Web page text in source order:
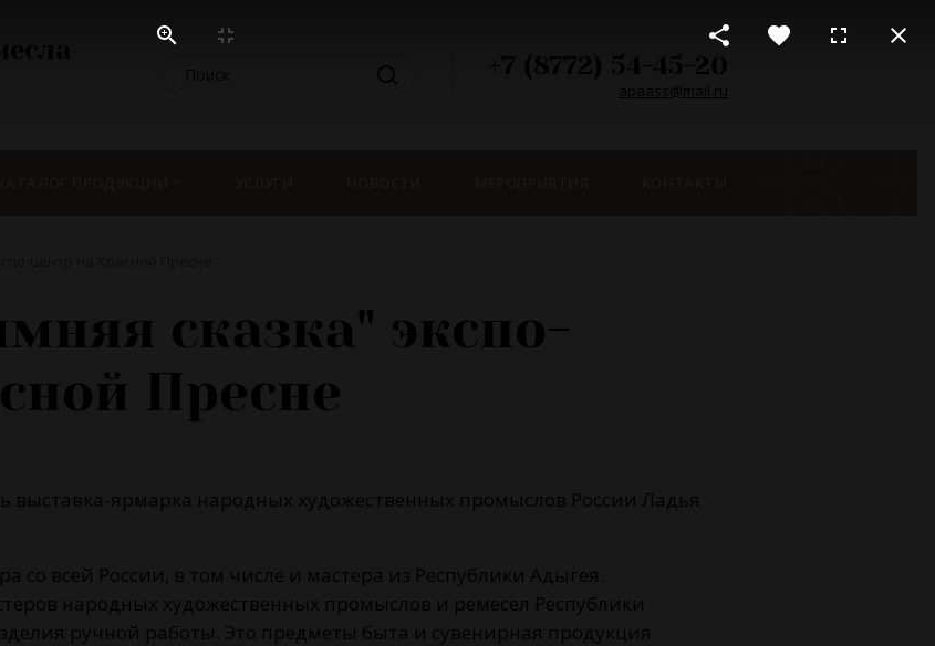
сказка" экспо-
Пресне
выставка-ярмарка народных художественных промыслов России Ладья
со всей России, в том числе и мастера из Республики Адыгея.
народных художественных промыслов и ремесел Республики
ручной работы. Это предметы быта и сувенирная продукция